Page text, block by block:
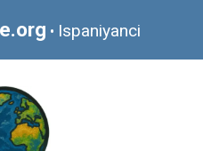
• Ispaniyanci